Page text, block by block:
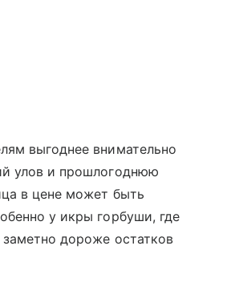
выгоднее внимательно
улов и прошлогоднюю
в цене может быть
у икры горбуши, где
дороже остатков